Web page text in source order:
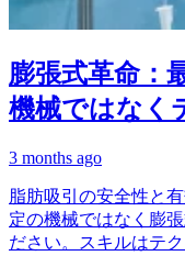
膨張式革命：
機械ではなく
3 months ago
脂肪吸引の安全性と
定の機械ではなく膨
ださい。スキルはテ